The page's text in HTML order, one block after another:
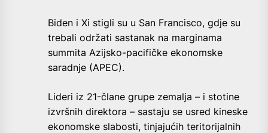
Biden i Xi stigli su u San Francisco, gdje su
trebali održati sastanak na marginama
summita Azijsko-pacifičke ekonomske
saradnje (APEC).
Lideri iz 21-člane grupe zemalja – i stotine
izvršnih direktora – sastaju se usred kineske
ekonomske slabosti, tinjajućih teritorijalnih